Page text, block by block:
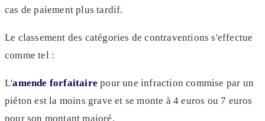
cas de paiement plus tardif.
Le classement des catégories de contraventions s'effectue
comme tel :
L'amende forfaitaire pour une infraction commise par un
piéton est la moins grave et se monte à 4 euros ou 7 euros
pour son montant majoré.